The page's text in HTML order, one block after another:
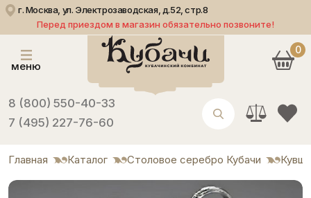
г. Москва, ул. Электрозаводская, д.52, стр.8
Перед приездом в магазин обязательно позвоните!
меню
8 (800) 550-40-33
7 (495) 227-76-60
0
Главная Каталог Столовое серебро Кубачи